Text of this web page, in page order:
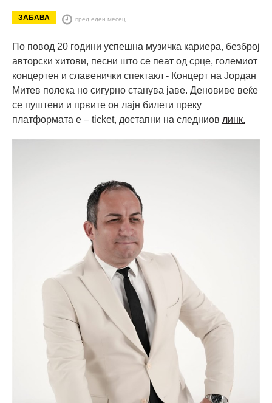
ЗАБАВА пред еден месец
По повод 20 години успешна музичка кариера, безброј
авторски хитови, песни што се пеат од срце, големиот
концертен и славенички спектакл - Концерт на Јордан
Митев полека но сигурно станува јаве. Деновиве веќе
се пуштени и првите он лајн билети преку
платформата e – ticket, достапни на следниов линк.